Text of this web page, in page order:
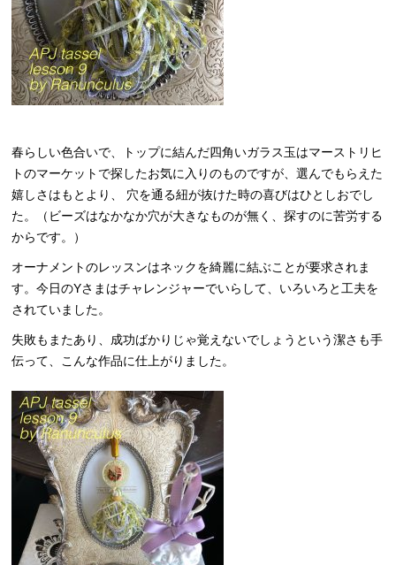
春らしい色合いで、トップに結んだ四角いガラス玉はマーストリヒ
トのマーケットで探したお気に入りのものですが、選んでもらえた
嬉しさはもとより、 穴を通る紐が抜けた時の喜びはひとしおでし
た。（ビーズはなかなか穴が大きなものが無く、探すのに苦労する
からです。）
オーナメントのレッスンはネックを綺麗に結ぶことが要求されま
す。今日のYさまはチャレンジャーでいらして、いろいろと工夫を
されていました。
失敗もまたあり、成功ばかりじゃ覚えないでしょうという潔さも手
伝って、こんな作品に仕上がりました。